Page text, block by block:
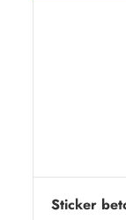
Sticker